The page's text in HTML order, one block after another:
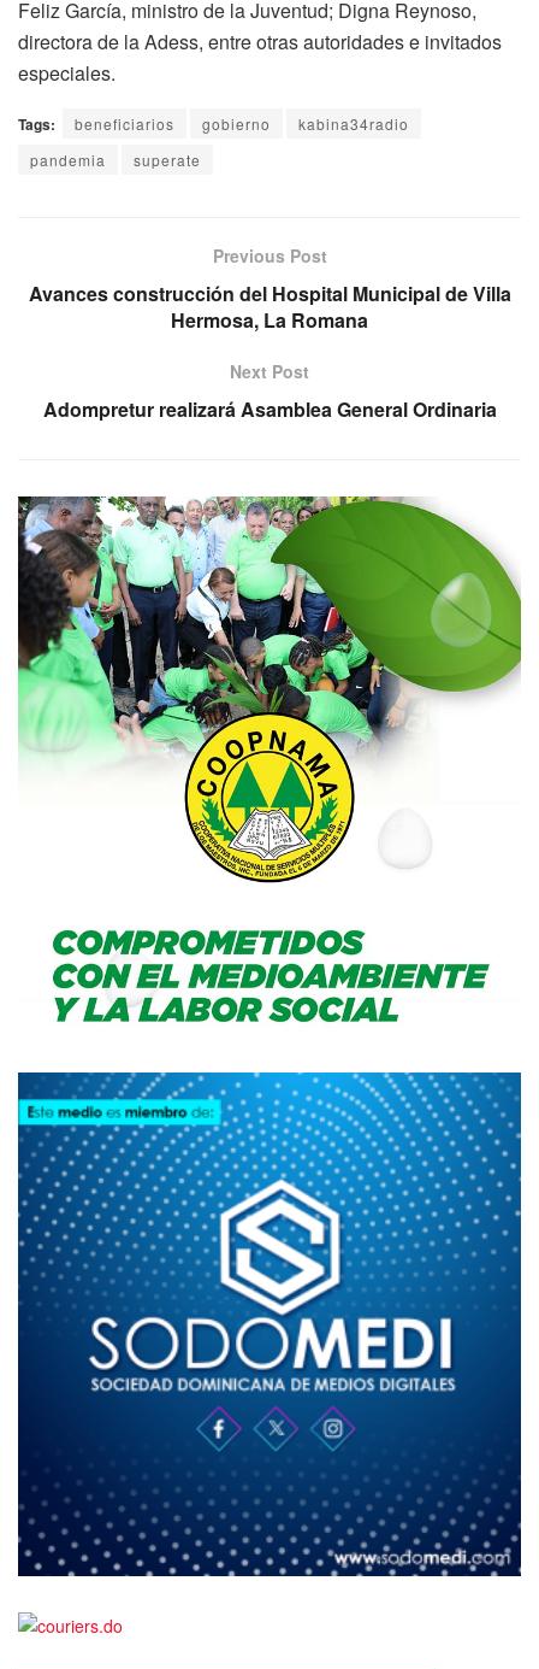
Feliz García, ministro de la Juventud; Digna Reynoso,
directora de la Adess, entre otras autoridades e invitados
especiales.
Tags: beneficiarios gobierno
kabina34radio
pandemia
superate
Previous Post
Avances construcción del Hospital Municipal de Villa
Hermosa, La Romana
Next Post
Adompretur realizará Asamblea General Ordinaria